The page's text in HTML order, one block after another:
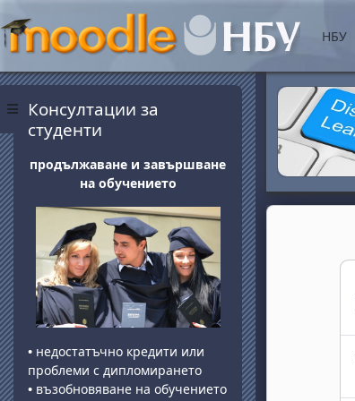
Side panel
НБУ
Blocks
Консултации за
студенти
продължаване и завършване
на обучението
• недостатъчно кредити или
проблеми с дипломирането
• възобновяване на обучението